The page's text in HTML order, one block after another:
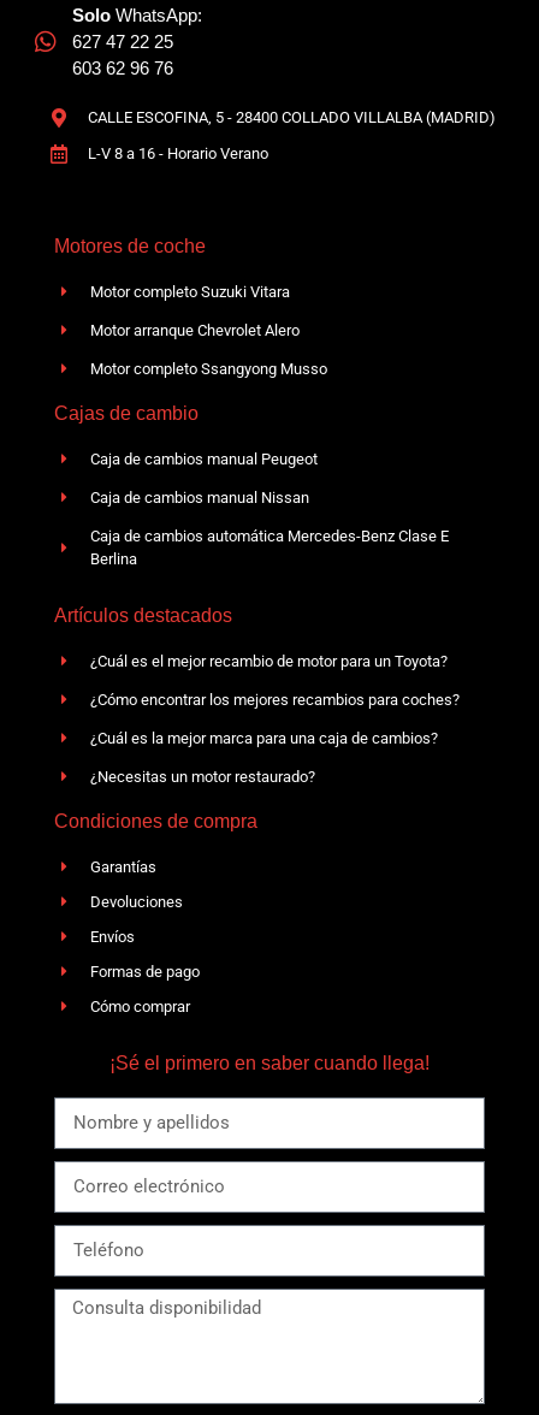
Solo WhatsApp:
627 47 22 25
603 62 96 76
CALLE ESCOFINA, 5 - 28400 COLLADO VILLALBA (MADRID)
L-V 8 a 16 - Horario Verano
Motores de coche
Motor completo Suzuki Vitara
Motor arranque Chevrolet Alero
Motor completo Ssangyong Musso
Cajas de cambio
Caja de cambios manual Peugeot
Caja de cambios manual Nissan
Caja de cambios automática Mercedes-Benz Clase E
Berlina
Artículos destacados
¿Cuál es el mejor recambio de motor para un Toyota?
¿Cómo encontrar los mejores recambios para coches?
¿Cuál es la mejor marca para una caja de cambios?
¿Necesitas un motor restaurado?
Condiciones de compra
Garantías
Devoluciones
Envíos
Formas de pago
Cómo comprar
¡Sé el primero en saber cuando llega!